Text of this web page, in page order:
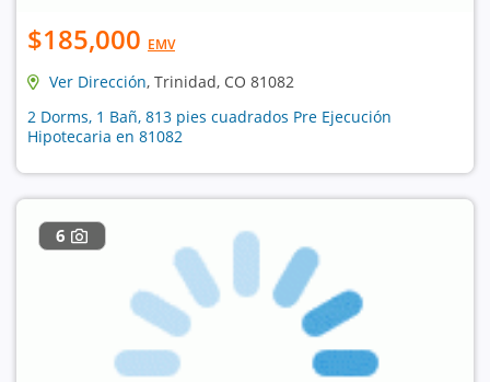
$185,000 EMV
Ver Dirección, Trinidad, CO 81082
2 Dorms, 1 Bañ, 813 pies cuadrados Pre Ejecución
Hipotecaria en 81082
6